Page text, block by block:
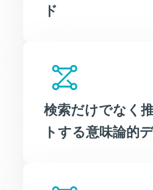
ド
検索だけでなく
トする意味論的